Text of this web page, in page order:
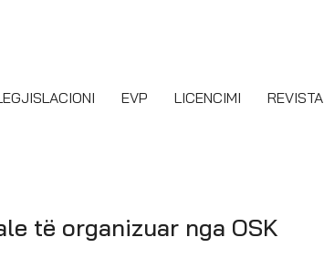
EVP LICENCIMI REVISTA
të organizuar nga OSK